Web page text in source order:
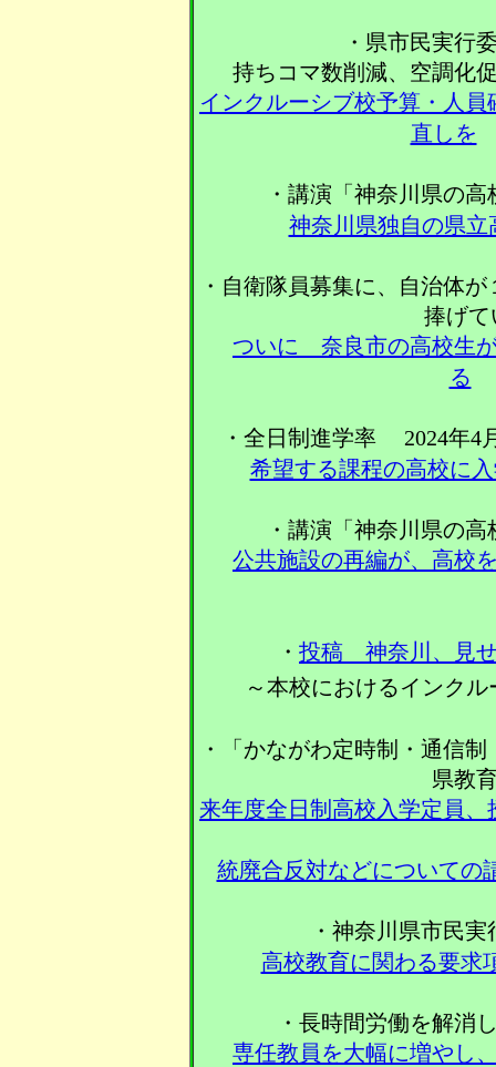
・県市民実行
持ちコマ数削減、空調化
インクルーシブ校予算・人
直しを
・講演「神奈川県の
神奈川県独自の県立
・自衛隊員募集に、自治体
捧げ
ついに 奈良市の高校生
る
・全日制進学率 2024年4
希望する課程の高校に
・講演「神奈川県の
公共施設の再編が、高校
・ 投稿 神奈川、見
～本校におけるインク
・「かながわ定時制・通信
県教
来年度全日制高校入学定員
統廃合反対などについての
・神奈川県市民
高校教育に関わる要求
・長時間労働を解消
専任教員を大幅に増やし